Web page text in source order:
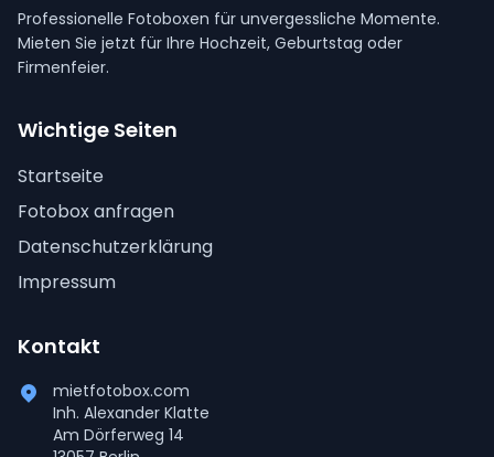
Professionelle Fotoboxen für unvergessliche Momente.
Mieten Sie jetzt für Ihre Hochzeit, Geburtstag oder
Firmenfeier.
Wichtige Seiten
Startseite
Fotobox anfragen
Datenschutzerklärung
Impressum
Kontakt
mietfotobox.com
Inh. Alexander Klatte
Am Dörferweg 14